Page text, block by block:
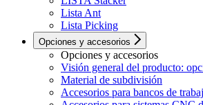
Lista Ant
Lista Picking
Opciones y accesorios
Opciones y accesorios
Visión general del producto:
Material de subdivisión
Accesorios para bancos de